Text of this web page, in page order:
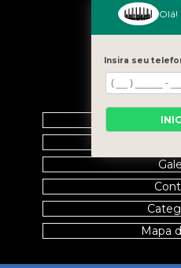
Mapa
Olá!
Insira seu